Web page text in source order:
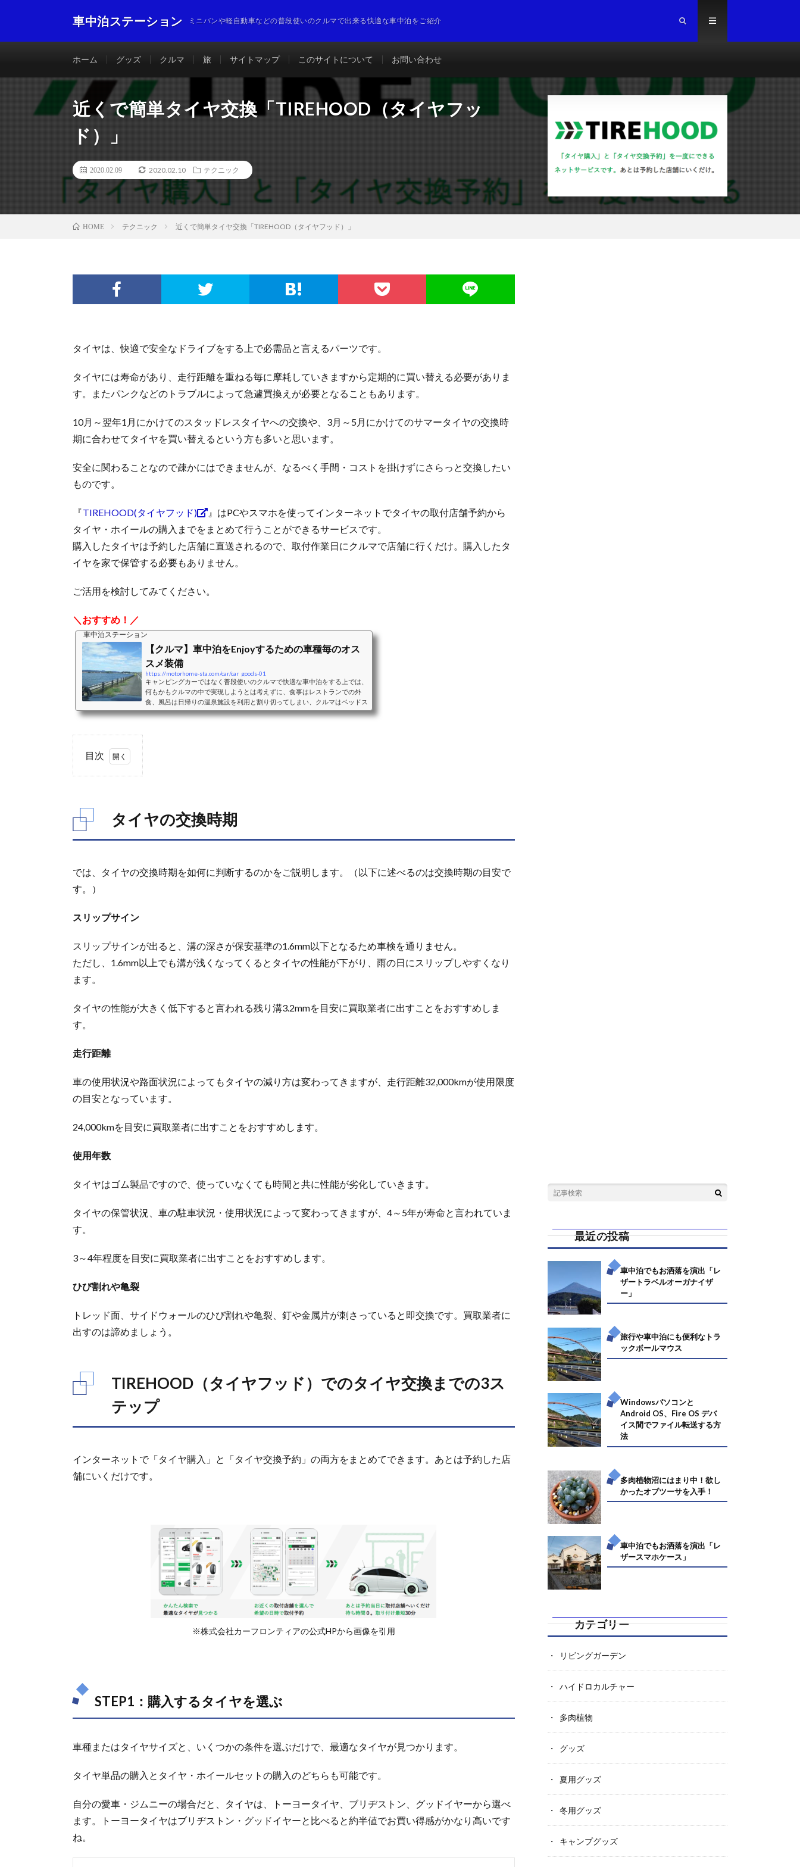
車中泊ステーション ミニバンや軽自動車などの普段使いのクルマで出来る快適な車中泊をご紹介
ホーム グッズ クルマ 旅 サイトマップ このサイトについて お問い合わせ
近くで簡単タイヤ交換「TIREHOOD（タイヤフッ
ド）」
2020.02.09 2020.02.10 テクニック
HOME テクニック 近くで簡単タイヤ交換「TIREHOOD（タイヤフッド）」
タイヤは、快適で安全なドライブをする上で必需品と言えるパーツです。
タイヤには寿命があり、走行距離を重ねる毎に摩耗していきますから定期的に買い替える必要がありま
す。またパンクなどのトラブルによって急遽買換えが必要となることもあります。
10月～翌年1月にかけてのスタッドレスタイヤへの交換や、3月～5月にかけてのサマータイヤの交換時
期に合わせてタイヤを買い替えるという方も多いと思います。
安全に関わることなので疎かにはできませんが、なるべく手間・コストを掛けずにさらっと交換したい
ものです。
『TIREHOOD(タイヤフッド)
』はPCやスマホを使ってインターネットでタイヤの取付店舗予約から
タイヤ・ホイールの購入までをまとめて行うことができるサービスです。
購入したタイヤは予約した店舗に直送されるので、取付作業日にクルマで店舗に行くだけ。購入したタ
イヤを家で保管する必要もありません。
ご活用を検討してみてください。
＼おすすめ！／
車中泊ステーション
【クルマ】車中泊をEnjoyするための車種毎のオス
スメ装備
https://motorhome-sta.com/car/car_goods-01
キャンピングカーではなく普段使いのクルマで快適な車中泊をする上では、
何もかもクルマの中で実現しようとは考えずに、食事はレストランでの外
食、風呂は日帰りの温泉施設を利用と割り切ってしまい、クルマはベッドス
ペースとして利用することを主体に考えることをおすすめします。ベッドス
目次
1.
交
期
2.
TIREHOOD（タ
イヤフッド）で
での3ステップ
2.1.
タイヤを
STEP2：
を選ぶ
2.3.
予約当日
に店舗に
TIREHOOD（タ
イヤフッド）で
金
イヤフッド）で
ヤメーカー
TIREHOOD（タ
イヤフッド）の
TIREHOOD（タ
イヤフッド）の
タイヤの交換時期
では、タイヤの交換時期を如何に判断するのかをご説明します。（以下に述べるのは交換時期の目安で
す。）
スリップサイン
スリップサインが出ると、溝の深さが保安基準の1.6mm以下となるため車検を通りません。
ただし、1.6mm以上でも溝が浅くなってくるとタイヤの性能が下がり、雨の日にスリップしやすくなり
ます。
タイヤの性能が大きく低下すると言われる残り溝3.2mmを目安に買取業者に出すことをおすすめしま
す。
走行距離
車の使用状況や路面状況によってもタイヤの減り方は変わってきますが、走行距離32,000kmが使用限度
の目安となっています。
24,000kmを目安に買取業者に出すことをおすすめします。
使用年数
タイヤはゴム製品ですので、使っていなくても時間と共に性能が劣化していきます。
タイヤの保管状況、車の駐車状況・使用状況によって変わってきますが、4～5年が寿命と言われていま
す。
3～4年程度を目安に買取業者に出すことをおすすめします。
ひび割れや亀裂
トレッド面、サイドウォールのひび割れや亀裂、釘や金属片が刺さっていると即交換です。買取業者に
出すのは諦めましょう。
TIREHOOD（タイヤフッド）でのタイヤ交換までの3ス
テップ
インターネットで「タイヤ購入」と「タイヤ交換予約」の両方をまとめてできます。あとは予約した店
舗にいくだけです。
※株式会社カーフロンティアの公式HPから画像を引用
STEP1：購入するタイヤを選ぶ
車種またはタイヤサイズと、いくつかの条件を選ぶだけで、最適なタイヤが見つかります。
タイヤ単品の購入とタイヤ・ホイールセットの購入のどちらも可能です。
自分の愛車・ジムニーの場合だと、タイヤは、トーヨータイヤ、ブリヂストン、グッドイヤーから選べ
ます。トーヨータイヤはブリヂストン・グッドイヤーと比べると約半値でお買い得感がかなり高いです
ね。
最近の投稿
車中泊でもお洒落を演出「レ
ザートラベルオーガナイザ
ー」
旅行や車中泊にも便利なトラ
ックボールマウス
Windowsパソコンと
Android OS、Fire OS デバ
イス間でファイル転送する方
法
多肉植物沼にはまり中！欲し
かったオブツーサを入手！
車中泊でもお洒落を演出「レ
ザースマホケース」
カテゴリー
リビングガーデン
ハイドロカルチャー
多肉植物
グッズ
夏用グッズ
冬用グッズ
キャンプグッズ